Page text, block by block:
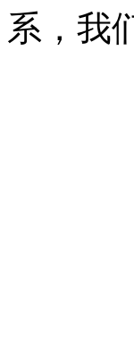
系，我